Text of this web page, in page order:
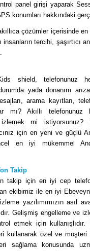
panel girişi yaparak
konumları hakkındaki
çözümler içerisinde
insanların tercihi, şaşırtıcı
shield, telefonunuz
yada donanım
arama kayıtları,
mı? Akıllı
izlemek mi istiyorsunuz?
için en yeni ve güçlü
en iyi mükemmel
Takip
takip için en iyi cep
ekibimiz ile en iyi
yazılımımızın asıl
Gelişmiş engelleme ve
etmek için
kullanarak özel ve müşteri
sağlama konusunda